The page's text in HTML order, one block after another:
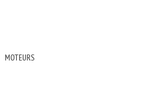
MOTEURS